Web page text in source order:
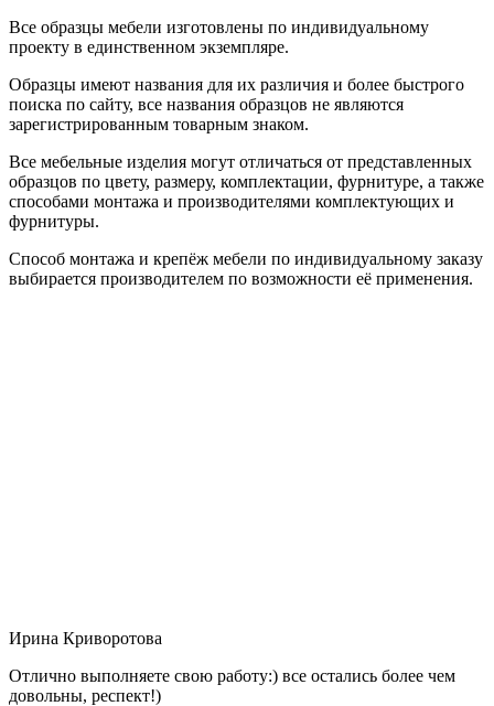
Все образцы мебели изготовлены по индивидуальному
проекту в единственном экземпляре.
Образцы имеют названия для их различия и более быстрого
поиска по сайту, все названия образцов не являются
зарегистрированным товарным знаком.
Все мебельные изделия могут отличаться от представленных
образцов по цвету, размеру, комплектации, фурнитуре, а также
способами монтажа и производителями комплектующих и
фурнитуры.
Способ монтажа и крепёж мебели по индивидуальному заказу
выбирается производителем по возможности её применения.
Ирина Криворотова
Отлично выполняете свою работу:) все остались более чем
довольны, респект!)